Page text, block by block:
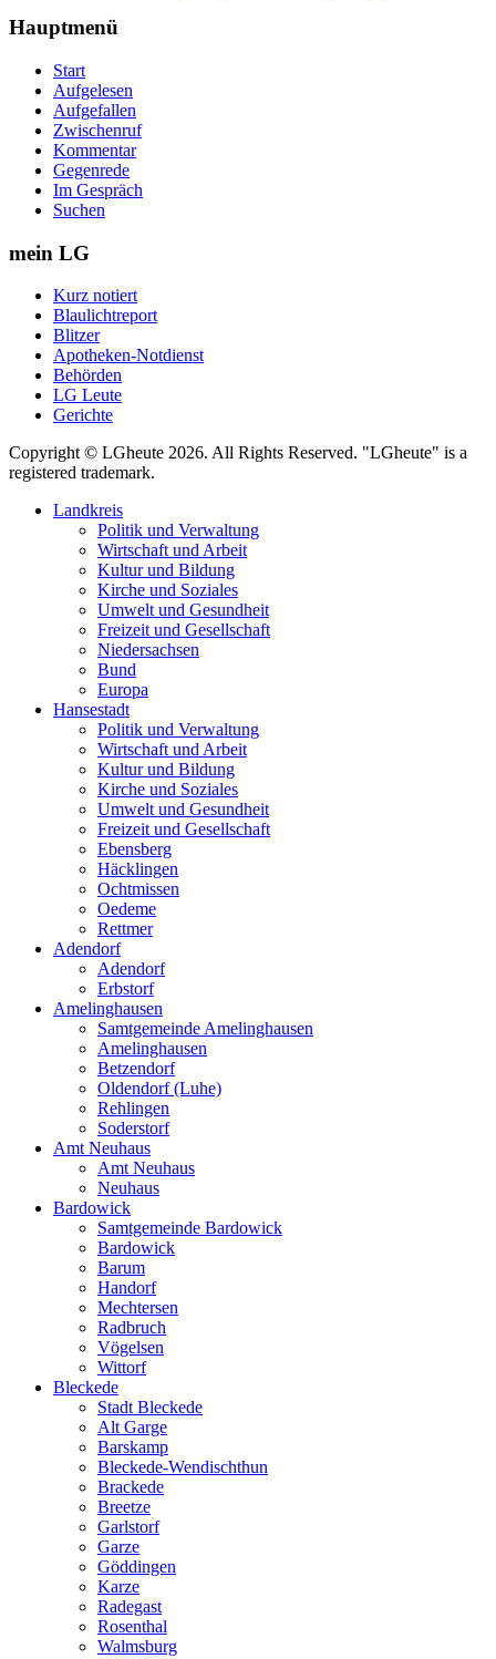
Hauptmenü
Start
Aufgelesen
Aufgefallen
Zwischenruf
Kommentar
Gegenrede
Im Gespräch
Suchen
mein LG
Kurz notiert
Blaulichtreport
Blitzer
Apotheken-Notdienst
Behörden
LG Leute
Gerichte
Copyright © LGheute 2026. All Rights Reserved. "LGheute" is a
registered trademark.
Landkreis
Politik und Verwaltung
Wirtschaft und Arbeit
Kultur und Bildung
Kirche und Soziales
Umwelt und Gesundheit
Freizeit und Gesellschaft
Niedersachsen
Bund
Europa
Hansestadt
Politik und Verwaltung
Wirtschaft und Arbeit
Kultur und Bildung
Kirche und Soziales
Umwelt und Gesundheit
Freizeit und Gesellschaft
Ebensberg
Häcklingen
Ochtmissen
Oedeme
Rettmer
Adendorf
Adendorf
Erbstorf
Amelinghausen
Samtgemeinde Amelinghausen
Amelinghausen
Betzendorf
Oldendorf (Luhe)
Rehlingen
Soderstorf
Amt Neuhaus
Amt Neuhaus
Neuhaus
Bardowick
Samtgemeinde Bardowick
Bardowick
Barum
Handorf
Mechtersen
Radbruch
Vögelsen
Wittorf
Bleckede
Stadt Bleckede
Alt Garge
Barskamp
Bleckede-Wendischthun
Brackede
Breetze
Garlstorf
Garze
Göddingen
Karze
Radegast
Rosenthal
Walmsburg